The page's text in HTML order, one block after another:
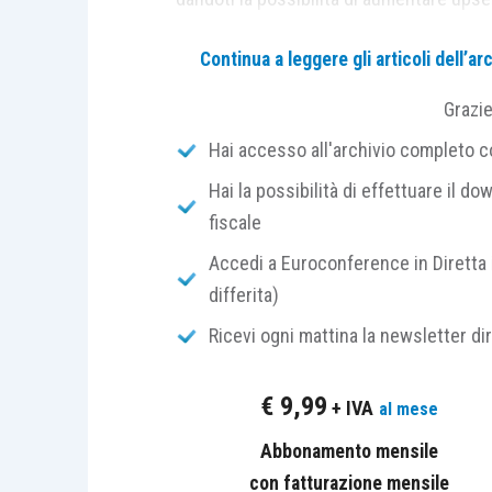
Ci sono poche semplici regole da
La reputazione è tutto.
professionalità quando mandi
tuo profilo. La prima cosa
LinkedIn è capire se possiamo
se dal tuo profilo non sembri
I contenuti fanno il lavoro per
messaggio e inizi una
fare in modo che persone che
questo modo saranno più
Continua a leggere gli articoli
Hai accesso all'archivio completo
Hai la possibilità di effettuare il
fiscale
Accedi a Euroconference in
differita)
Ricevi ogni mattina la newsletter
€ 9,99 + IVA al mese
Abbonamento mensile
con fatturazione mensile